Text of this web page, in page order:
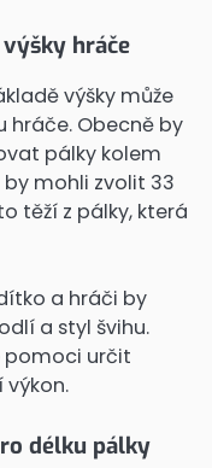
hráče
výšky může
hráče. Obecně by
pálky kolem
by mohli zvolit 33
těží z pálky, která
a hráči by
a styl švihu.
pomoci určit
výkon.
délku pálky